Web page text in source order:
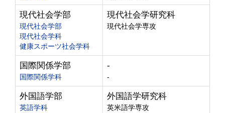
現代社会学部
現代社会学部
現代社会学科
健康スポーツ社会学科
現代社会学研究科
現代社会学専攻
国際関係学部
国際関係学科
-
-
外国語学部
英語学科
外国語学研究科
英米語学専攻